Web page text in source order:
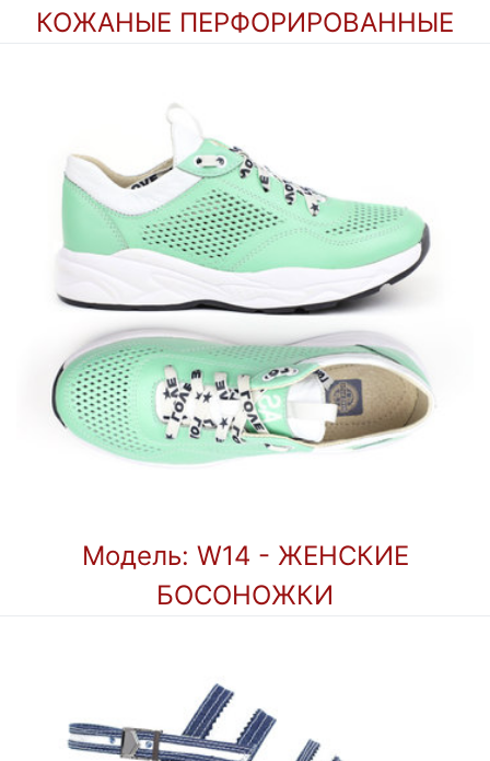
КОЖАНЫЕ ПЕРФОРИРОВАННЫЕ
Модель: W14 - ЖЕНСКИЕ
БОСОНОЖКИ